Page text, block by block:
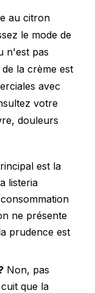
au citron
le mode de
n'est pas
la crème est
avec
votre
douleurs
est la
listeria
ne présente
prudence est
Non, pas
que la